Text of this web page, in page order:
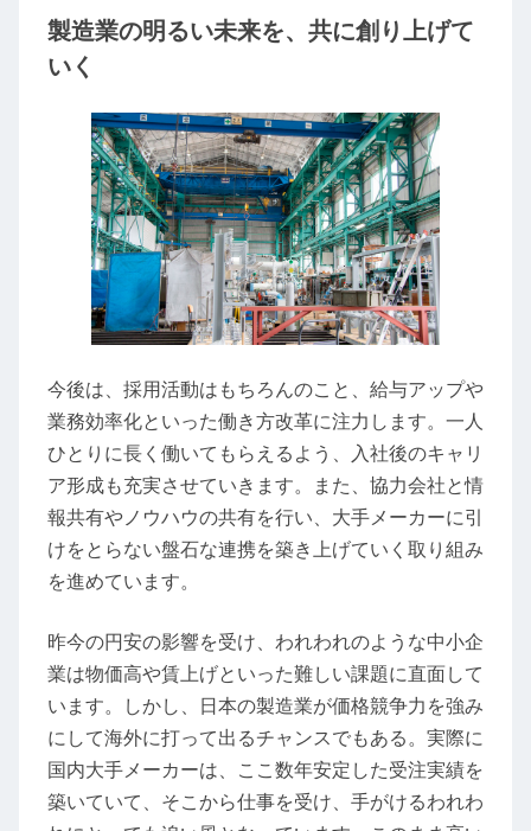
製造業の明るい未来を、共に創り上げて
いく
今後は、採用活動はもちろんのこと、給与アップや
業務効率化といった働き方改革に注力します。一人
ひとりに長く働いてもらえるよう、入社後のキャリ
ア形成も充実させていきます。また、協力会社と情
報共有やノウハウの共有を行い、大手メーカーに引
けをとらない盤石な連携を築き上げていく取り組み
を進めています。
昨今の円安の影響を受け、われわれのような中小企
業は物価高や賃上げといった難しい課題に直面して
います。しかし、日本の製造業が価格競争力を強み
にして海外に打って出るチャンスでもある。実際に
国内大手メーカーは、ここ数年安定した受注実績を
築いていて、そこから仕事を受け、手がけるわれわ